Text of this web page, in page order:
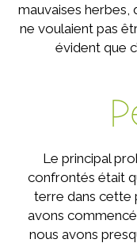
mauvaises herbes,
ne voulaient pas
évident que
Le principal
confrontés était
terre dans cette
avons
nous avons